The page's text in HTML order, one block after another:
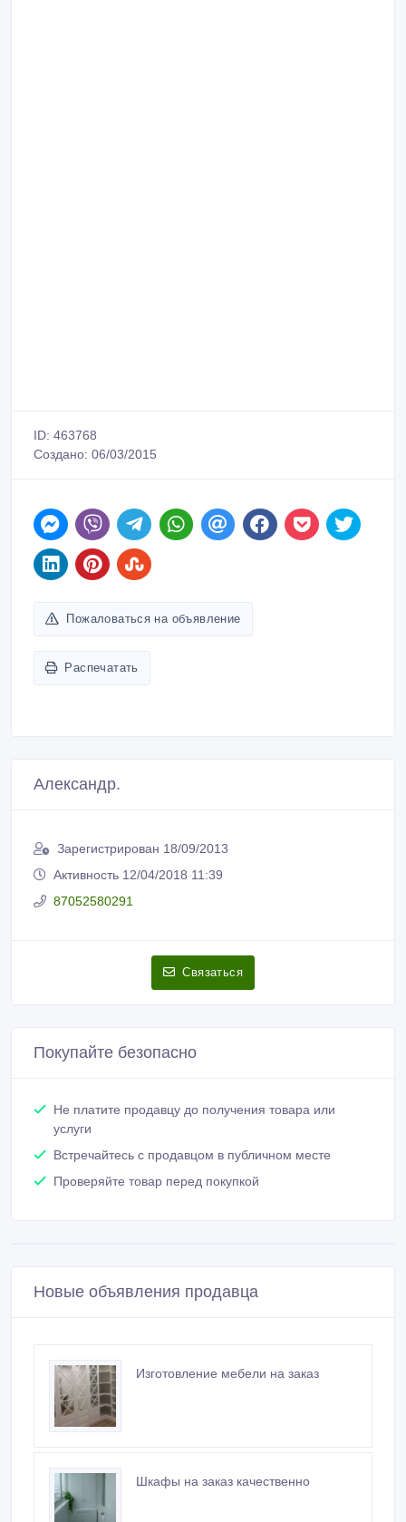
ID: 463768
Создано: 06/03/2015
Пожаловаться на объявление
Распечатать
Александр.
Зарегистрирован 18/09/2013
Активность 12/04/2018 11:39
87052580291
Связаться
Покупайте безопасно
Не платите продавцу до получения товара или
услуги
Встречайтесь с продавцом в публичном месте
Проверяйте товар перед покупкой
Новые объявления продавца
Изготовление мебели на заказ
Шкафы на заказ качественно